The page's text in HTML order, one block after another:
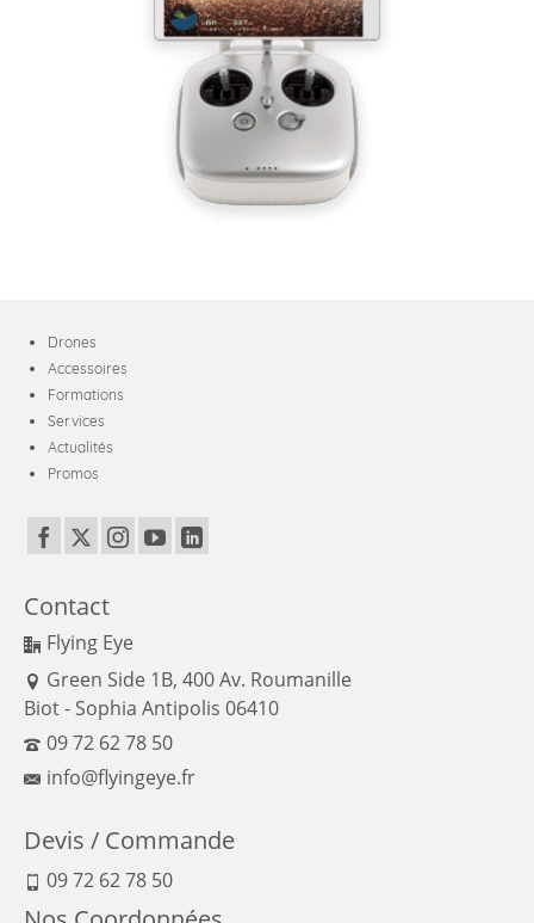
Drones
Accessoires
Formations
Services
Actualités
Promos
Contact
Flying Eye
Green Side 1B, 400 Av. Roumanille
Biot - Sophia Antipolis 06410
09 72 62 78 50
info@flyingeye.fr
Devis / Commande
09 72 62 78 50